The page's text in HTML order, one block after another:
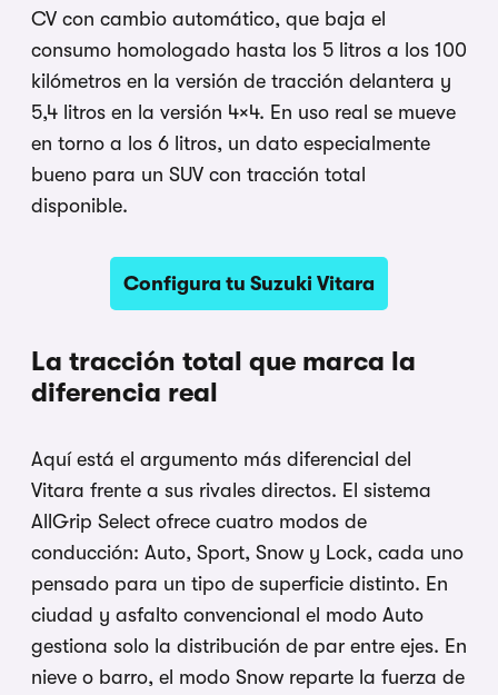
CV con cambio automático, que baja el
consumo homologado hasta los 5 litros a los 100
kilómetros en la versión de tracción delantera y
5,4 litros en la versión 4×4. En uso real se mueve
en torno a los 6 litros, un dato especialmente
bueno para un SUV con tracción total
disponible.
Configura tu Suzuki Vitara
La tracción total que marca la
diferencia real
Aquí está el argumento más diferencial del
Vitara frente a sus rivales directos. El sistema
AllGrip Select ofrece cuatro modos de
conducción: Auto, Sport, Snow y Lock, cada uno
pensado para un tipo de superficie distinto. En
ciudad y asfalto convencional el modo Auto
gestiona solo la distribución de par entre ejes. En
nieve o barro, el modo Snow reparte la fuerza de